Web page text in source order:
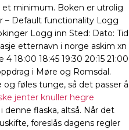
et minimum. Boken er utrolig
– Default functionality Logg
Logg inn Sted: Dato: Tid
etternavn i norge askim xn
18:00 18:45 19:30 20:15 21:00
i Møre og Romsdal.
føles tunge, så det passer å
jenter knuller hegre
denne flaska, altså. Når det
foreslås dagens regler